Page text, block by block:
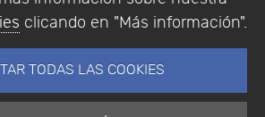
clicando en "Más información".
TODAS LAS COOKIES
1994 - 2026. Addlink Software
Científico, S.L.
Portugal.